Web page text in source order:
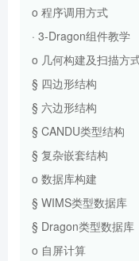
o 程序调用方式
· 3-Dragon组件教学
o 几何构建及扫描方
§ 四边形结构
§ 六边形结构
§ CANDU类型结构
§ 复杂嵌套结构
o 数据库构建
§ WIMS类型数据库
§ Dragon类型数据库
o 自屏计算